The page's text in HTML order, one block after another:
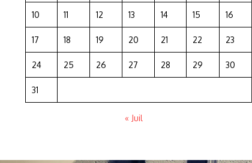
10 11 12 13 14 15 16
17 18 19 20 21 22 23
24 25 26 27 28 29 30
31
« Juil